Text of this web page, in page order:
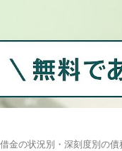
借金の状況別・深刻度別の債